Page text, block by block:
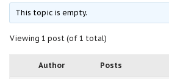
This topic is empty.
Viewing 1 post (of 1 total)
Author Posts